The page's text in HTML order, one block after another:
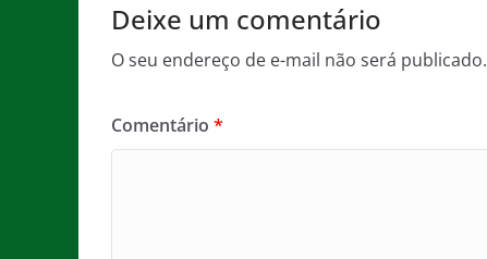
k
Deixe um comentário
O seu endereço de e-mail não será publicado.
Comentário *